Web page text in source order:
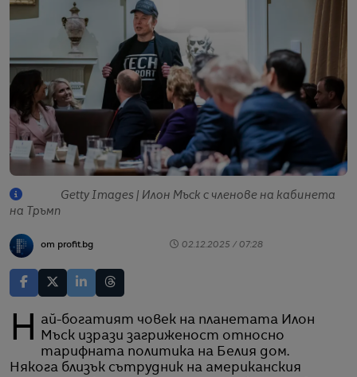
Getty Images | Илон Мъск с членове на кабинета
на Тръмп
от profit.bg 02.12.2025 / 07:28
Най-богатият човек на планетата Илон
Мъск изрази загриженост относно
тарифната политика на Белия дом.
Някога близък сътрудник на американския